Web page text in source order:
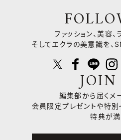
ファッション、美容、
そしてエクラの美意識を、
JOIN
編集部から届くメ
会員限定プレゼントや特別
特典が満